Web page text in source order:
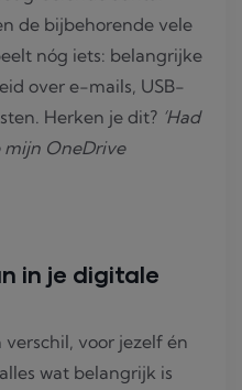
de bijbehorende vele
nóg iets: belangrijke
over e-mails, USB-
Herken je dit? ‘Had
OneDrive
in je digitale
voor jezelf én
wat belangrijk is